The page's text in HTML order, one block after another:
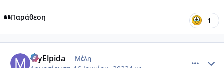
Παράθεση 1
MyElpida Μέλη